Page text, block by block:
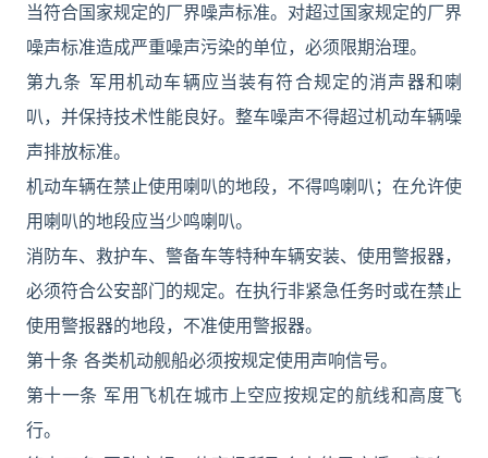
当符合国家规定的厂界噪声标准。对超过国家规定的厂界
噪声标准造成严重噪声污染的单位，必须限期治理。
第九条 军用机动车辆应当装有符合规定的消声器和喇
叭，并保持技术性能良好。整车噪声不得超过机动车辆噪
声排放标准。
机动车辆在禁止使用喇叭的地段，不得鸣喇叭；在允许使
用喇叭的地段应当少鸣喇叭。
消防车、救护车、警备车等特种车辆安装、使用警报器，
必须符合公安部门的规定。在执行非紧急任务时或在禁止
使用警报器的地段，不准使用警报器。
第十条 各类机动舰船必须按规定使用声响信号。
第十一条 军用飞机在城市上空应按规定的航线和高度飞
行。